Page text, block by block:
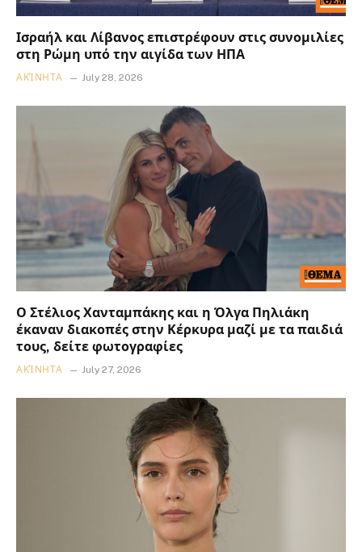
Ισραήλ και Λίβανος επιστρέφουν στις συνομιλίες
στη Ρώμη υπό την αιγίδα των ΗΠΑ
ΑΚΊΝΗΤΑ July 28, 2026
Ο Στέλιος Χανταμπάκης και η Όλγα Πηλιάκη
έκαναν διακοπές στην Κέρκυρα μαζί με τα παιδιά
τους, δείτε φωτογραφίες
ΑΚΊΝΗΤΑ July 27, 2026